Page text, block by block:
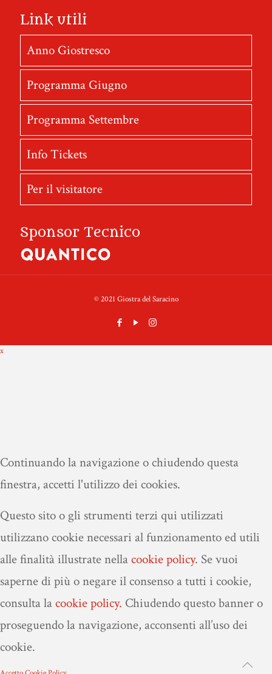
Link utili
Anno Giostresco
Programma Giugno
Programma Settembre
Info Tickets
Per il visitatore
Sponsor Tecnico
© 2021 Giostra del Saracino
x
Continuando la navigazione o chiudendo questa
finestra, accetti l'utilizzo dei cookies.
Questo sito o gli strumenti terzi qui utilizzati
utilizzano cookie necessari al funzionamento ed utili
alle finalità illustrate nellacookie policy. Se vuoi
saperne di più o negare il consenso a tutti i cookie,
consulta lacookie policy. Chiudendo questo banner o
proseguendo la navigazione, acconsenti all’uso dei
cookie.